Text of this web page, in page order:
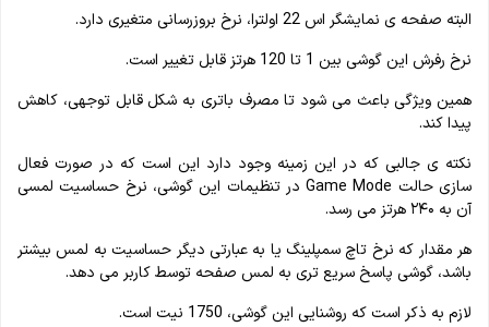
البته صفحه ی نمایشگر اس 22 اولترا، نرخ بروزرسانی متغیری دارد.
نرخ رفرش این گوشی بین 1 تا 120 هرتز قابل تغییر است.
همین ویژگی باعث می شود تا مصرف باتری به شکل قابل توجهی، کاهش
پیدا کند.
نکته ی جالبی که در این زمینه وجود دارد این است که در صورت فعال
سازی حالت Game Mode در تنظیمات این گوشی، نرخ حساسیت لمسی
آن به ۲۴۰ هرتز می رسد.
هر مقدار که نرخ تاچ سمپلینگ یا به عبارتی دیگر حساسیت به لمس بیشتر
باشد، گوشی پاسخ سریع تری به لمس صفحه توسط کاربر می دهد.
لازم به ذکر است که روشنایی این گوشی، 1750 نیت است.